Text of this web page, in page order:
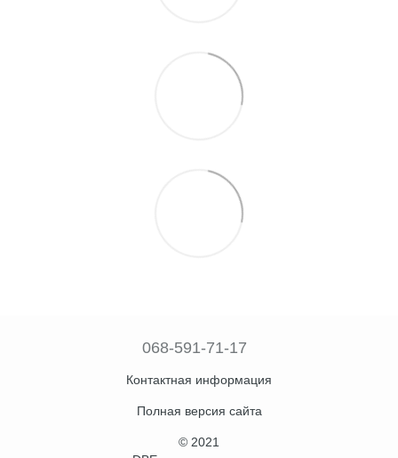
068-591-71-17
Контактная информация
Полная версия сайта
© 2021